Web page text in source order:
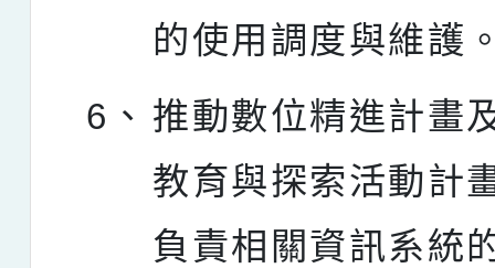
的使用調度與維護
6、 推動數位精進計畫
教育與探索活動計
負責相關資訊系統